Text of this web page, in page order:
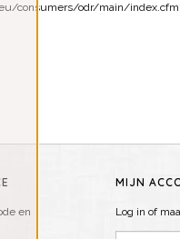
consumers/odr/main/
en
MIJN
Log in of